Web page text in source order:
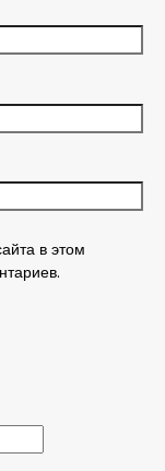
в этом